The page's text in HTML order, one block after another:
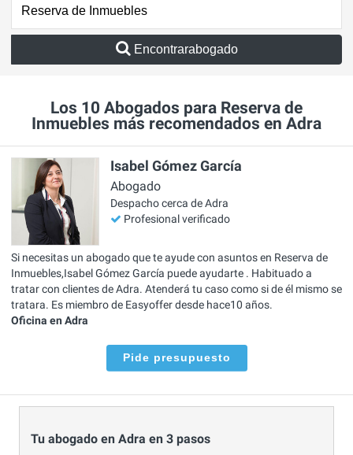
Encontrarabogado
Los 10 Abogados para Reserva de
Inmuebles más recomendados en Adra
Isabel Gómez García
Abogado
Despacho cerca de Adra
Profesional verificado
Si necesitas un abogado que te ayude con asuntos en Reserva de
Inmuebles,Isabel Gómez García puede ayudarte . Habituado a
tratar con clientes de Adra. Atenderá tu caso como si de él mismo se
tratara. Es miembro de Easyoffer desde hace10 años.
Oficina en Adra
Pide presupuesto
Tu abogado en Adra en 3 pasos